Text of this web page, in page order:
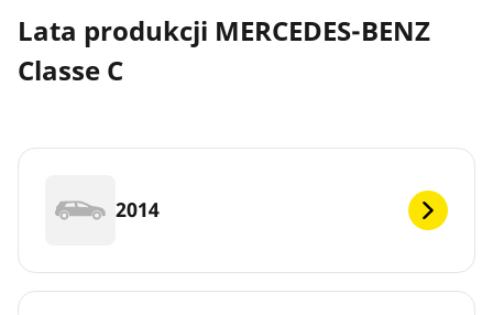
Lata produkcji MERCEDES-BENZ
Classe C
2014